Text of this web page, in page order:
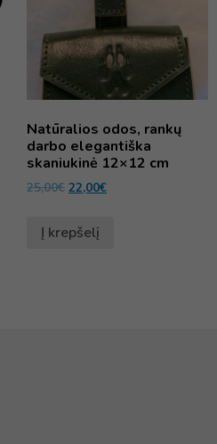
Natūralios odos, rankų
darbo elegantiška
skaniukinė 12×12 cm
25,00€ 22,00€
Į krepšelį